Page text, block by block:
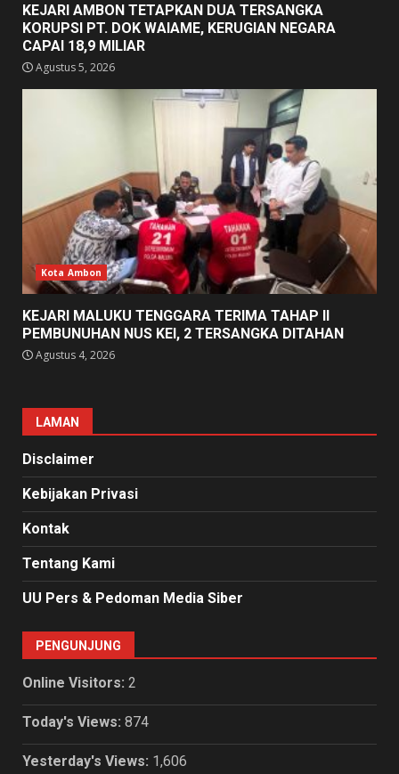
KEJARI AMBON TETAPKAN DUA TERSANGKA
KORUPSI PT. DOK WAIAME, KERUGIAN NEGARA
CAPAI 18,9 MILIAR
Agustus 5, 2026
Kota Ambon
KEJARI MALUKU TENGGARA TERIMA TAHAP II
PEMBUNUHAN NUS KEI, 2 TERSANGKA DITAHAN
Agustus 4, 2026
LAMAN
Disclaimer
Kebijakan Privasi
Kontak
Tentang Kami
UU Pers & Pedoman Media Siber
PENGUNJUNG
Online Visitors: 2
Today's Views: 874
Yesterday's Views: 1,606